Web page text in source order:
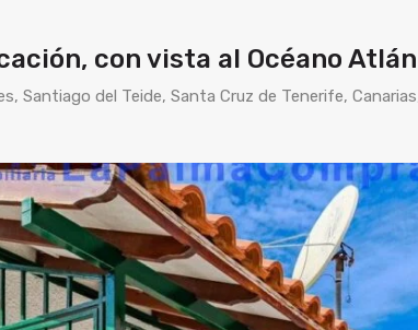
con vista al Océano
Santiago del Teide, Santa Cruz de Tenerife,